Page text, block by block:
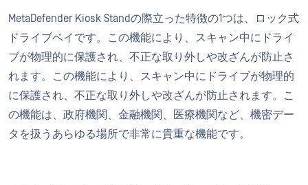
MetaDefender Kiosk Standの際立った特徴の1つは、ロック式
ドライブベイです。この機能により、スキャン中にドライ
ブが物理的に保護され、不正な取り外しや改ざんが防止さ
れます。この機能により、スキャン中にドライブが物理的
に保護され、不正な取り外しや改ざんが防止されます。こ
の機能は、政府機関、金融機関、医療機関など、機密デー
タを扱うあらゆる場所で非常に貴重な機能です。